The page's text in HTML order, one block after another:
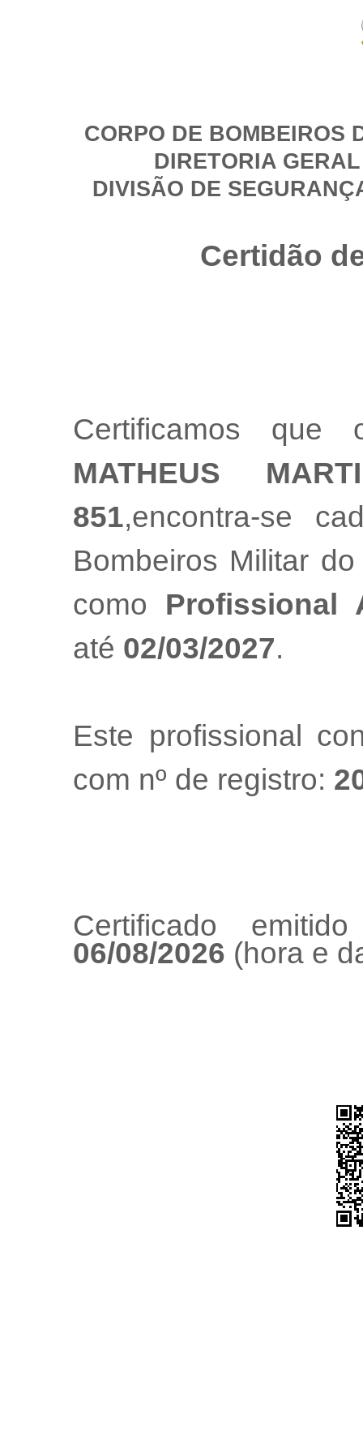
CORPO DE BOMBEIROS
DIRETORIA
DIVISÃO DE
Certidão
Certificamos
MATHEUS
851,encontra-se
Bombeiros Militar
como Profissional
até 02/03/2027.
Este profissional
com nº de registro:
Certificado
06/08/2026 (hora e